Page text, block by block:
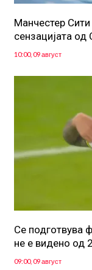
Манчестер
сензацијата од
10:00, 09 август
Се подготвува
не е видено од
09:00, 09 август